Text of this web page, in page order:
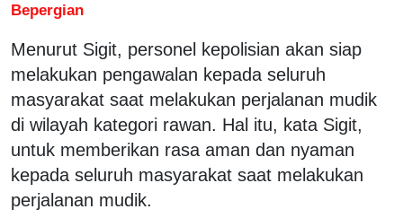
Bepergian
Menurut Sigit, personel kepolisian akan siap
melakukan pengawalan kepada seluruh
masyarakat saat melakukan perjalanan mudik
di wilayah kategori rawan. Hal itu, kata Sigit,
untuk memberikan rasa aman dan nyaman
kepada seluruh masyarakat saat melakukan
perjalanan mudik.